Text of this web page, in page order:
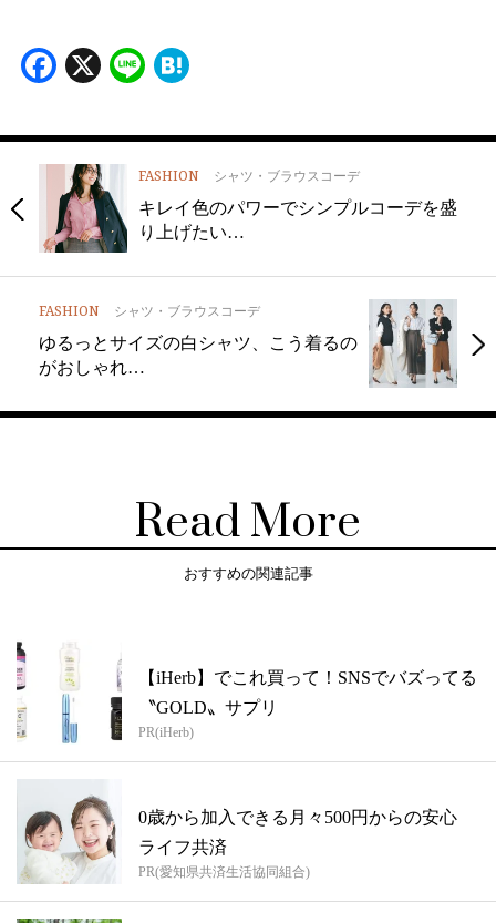
Facebook
X Line
FASHION シャツ・ブラウスコーデ
キレイ色のパワーでシンプルコーデを盛
り上げたい…
FASHION シャツ・ブラウスコーデ
ゆるっとサイズの白シャツ、こう着るの
がおしゃれ…
Read More
おすすめの関連記事
【iHerb】でこれ買って！SNSでバズってる
〝GOLD〟サプリ
PR(iHerb)
0歳から加入できる月々500円からの安心
ライフ共済
PR(愛知県共済生活協同組合)